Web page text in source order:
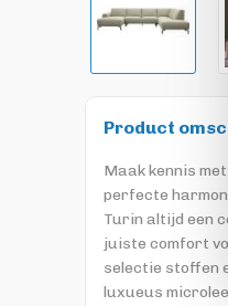
Product
Maak kennis
perfecte
Turin altijd een
juiste comfort
selectie stoffen
luxueus